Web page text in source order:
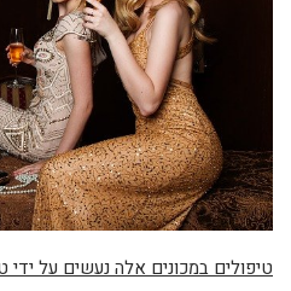
טיפולים במכונים אלה נעשים על ידי